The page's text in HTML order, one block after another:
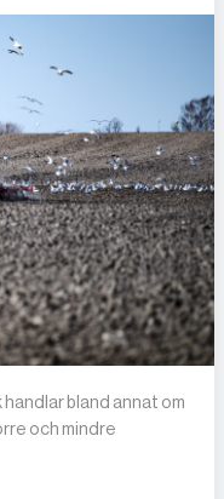
bland annat om
och mindre